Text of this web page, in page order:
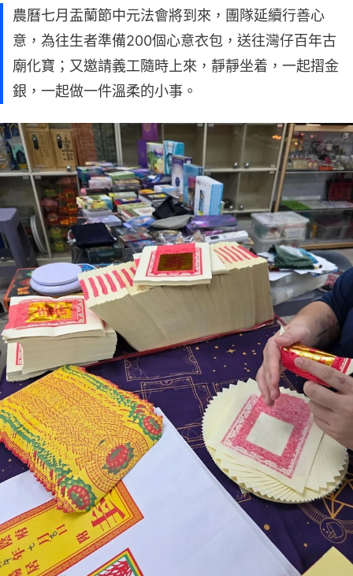
農曆七月盂蘭節中元法會將到來，團隊延續行善心
意，為往生者準備200個心意衣包，送往灣仔百年古
廟化寶；又邀請義工隨時上來，靜靜坐着，一起摺金
銀，一起做一件溫柔的小事。